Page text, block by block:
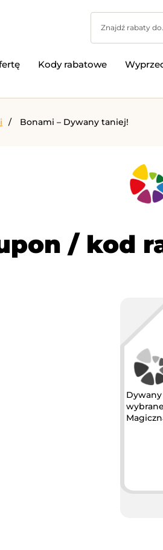
Kody rabatowe
Bonami – Dywany taniej!
/ kod